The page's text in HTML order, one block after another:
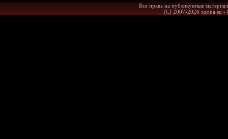
Все права на публикуемые
(С) 2007-2026 xzona.su -